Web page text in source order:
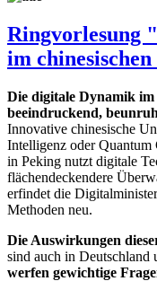
Ringvorlesung
im
Die digitale Dynamik
beeindruckend,
Innovative chinesische
Intelligenz oder Quantum
in Peking nutzt digitale
flächendeckendere
erfindet die
Methoden neu.
Die Auswirkungen
sind auch in Deutschland
werfen gewichtige